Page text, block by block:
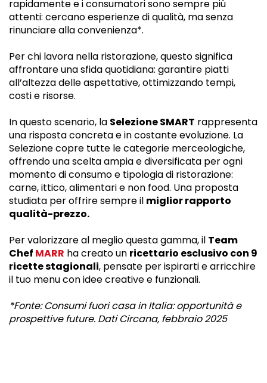
rapidamente e i consumatori sono sempre più
attenti: cercano esperienze di qualità, ma senza
rinunciare alla convenienza*.
Per chi lavora nella ristorazione, questo significa
affrontare una sfida quotidiana: garantire piatti
all’altezza delle aspettative, ottimizzando tempi,
costi e risorse.
In questo scenario, la Selezione SMART rappresenta
una risposta concreta e in costante evoluzione. La
Selezione copre tutte le categorie merceologiche,
offrendo una scelta ampia e diversificata per ogni
momento di consumo e tipologia di ristorazione:
carne, ittico, alimentari e non food. Una proposta
studiata per offrire sempre il miglior rapporto
qualità-prezzo.
Per valorizzare al meglio questa gamma, il Team
Chef MARR ha creato un ricettario esclusivo con 9
ricette stagionali, pensate per ispirarti e arricchire
il tuo menu con idee creative e funzionali.
*Fonte: Consumi fuori casa in Italia: opportunità e
prospettive future. Dati Circana, febbraio 2025